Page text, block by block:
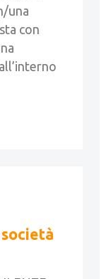
una
con